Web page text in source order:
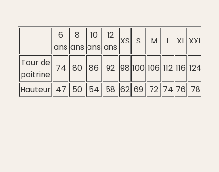
6
ans
8
ans
10
ans
12
ans
XS S M L XL XXL
Tour de
poitrine
74 80 86 92 98 100 106 112 116 124
Hauteur 47 50 54 58 62 69 72 74 76 78